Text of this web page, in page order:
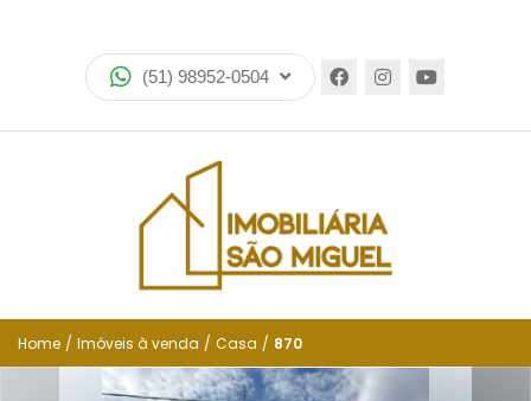
(51) 98952-0504
Imóveis
Encomende seu imóvel
Financiamento
Negocie seu imóvel
Home / Imóveis à venda / Casa / 870